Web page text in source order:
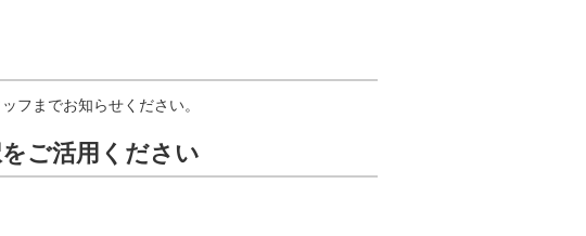
フまでお知らせください。
ご活用ください